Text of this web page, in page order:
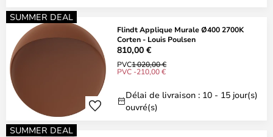
SUMMER DEAL
Flindt Applique Murale Ø400 2700K
Corten - Louis Poulsen
810,00 €
PVC1 020,00 €
PVC -210,00 €
Délai de livraison : 10 - 15 jour(s)
ouvré(s)
SUMMER DEAL